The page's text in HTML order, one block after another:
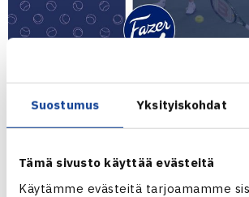
Suostumus Yksityiskohdat
Tämä sivusto käyttää evästeitä
Käytämme evästeitä tarjoamamme